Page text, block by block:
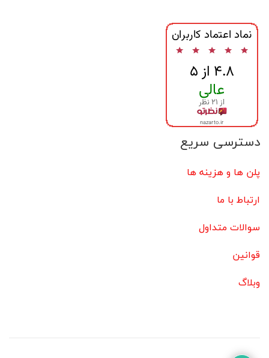
دسترسی سریع
پلن ها و هزینه ها
ارتباط با ما
سوالات متداول
قوانین
وبلاگ